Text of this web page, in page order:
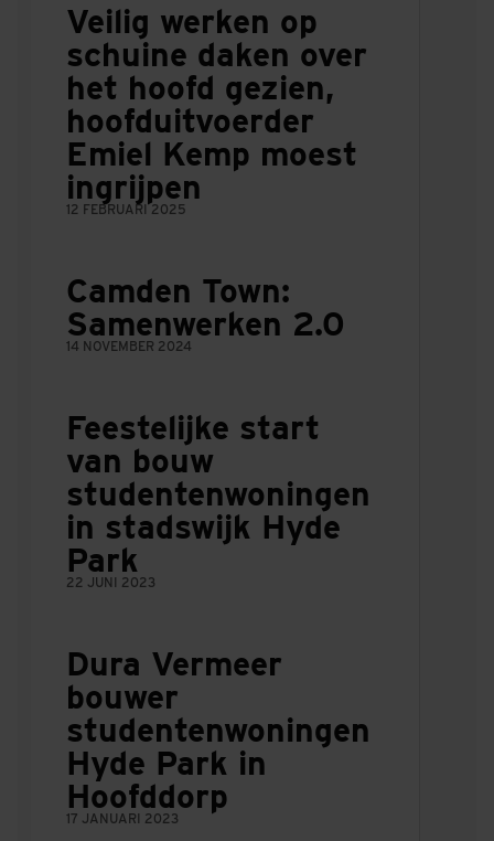
Veilig werken op
schuine daken over
het hoofd gezien,
hoofduitvoerder
Emiel Kemp moest
ingrijpen
12 FEBRUARI 2025
Camden Town:
Samenwerken 2.0
14 NOVEMBER 2024
Feestelijke start
van bouw
studentenwoningen
in stadswijk Hyde
Park
22 JUNI 2023
Dura Vermeer
bouwer
studentenwoningen
Hyde Park in
Hoofddorp
17 JANUARI 2023